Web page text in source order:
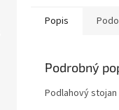
Popis
Podrobný
Podlahový